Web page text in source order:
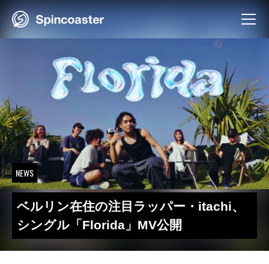
Skip
NEWS
ベルリン在住の注目ラッパー・itachi、
シングル「Florida」MV公開